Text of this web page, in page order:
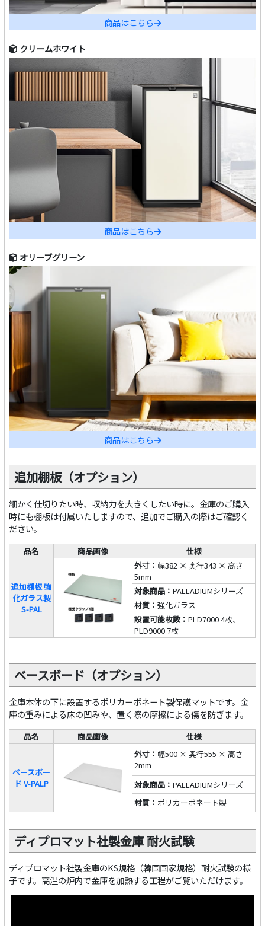
商品はこちら
クリームホワイト
商品はこちら
オリーブグリーン
商品はこちら
追加棚板（オプション）
細かく仕切りたい時、収納力を大きくしたい時に。金庫のご購入
時にも棚板は付属いたしますので、追加でご購入の際はご確認く
ださい。
品名 商品画像 仕様
追加棚板 強
化ガラス製
S-PAL
外寸： 幅382 × 奥行343 × 高さ
5mm
対象商品：PALLADIUMシリーズ
材質：強化ガラス
設置可能枚数：PLD7000 4枚、
PLD9000 7枚
ベースボード（オプション）
金庫本体の下に設置するポリカーボネート製保護マットです。金
庫の重みによる床の凹みや、置く際の摩擦による傷を防ぎます。
品名 商品画像 仕様
ベースボー
ド V-PALP
外寸： 幅500 × 奥行555 × 高さ
2mm
対象商品：PALLADIUMシリーズ
材質： ポリカーボネート製
ディプロマット社製金庫 耐火試験
ディプロマット社製金庫のKS規格（韓国国家規格）耐火試験の様
子です。高温の炉内で金庫を加熱する工程がご覧いただけます。